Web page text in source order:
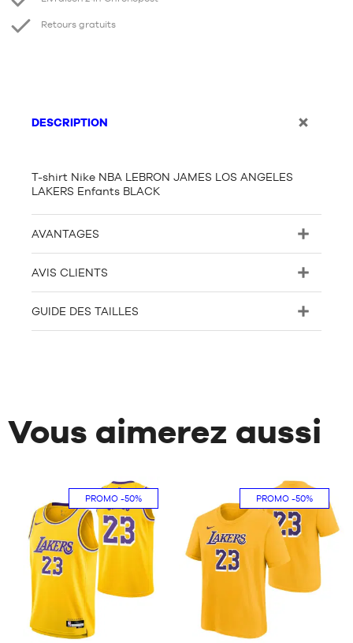
Retours gratuits
DESCRIPTION
T-shirt Nike NBA LEBRON JAMES LOS ANGELES
LAKERS Enfants BLACK
AVANTAGES
AVIS CLIENTS
GUIDE DES TAILLES
Vous aimerez aussi
PROMO-50%
194
PROMO-50%